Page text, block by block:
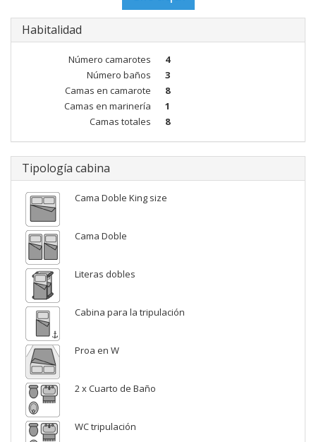
Habitalidad
Número camarotes
4
Número baños
3
Camas en camarote
8
Camas en marinería
1
Camas totales
8
Tipología cabina
Cama Doble King size
Cama Doble
Literas dobles
Cabina para la tripulación
Proa en W
2 x Cuarto de Baño
WC tripulación